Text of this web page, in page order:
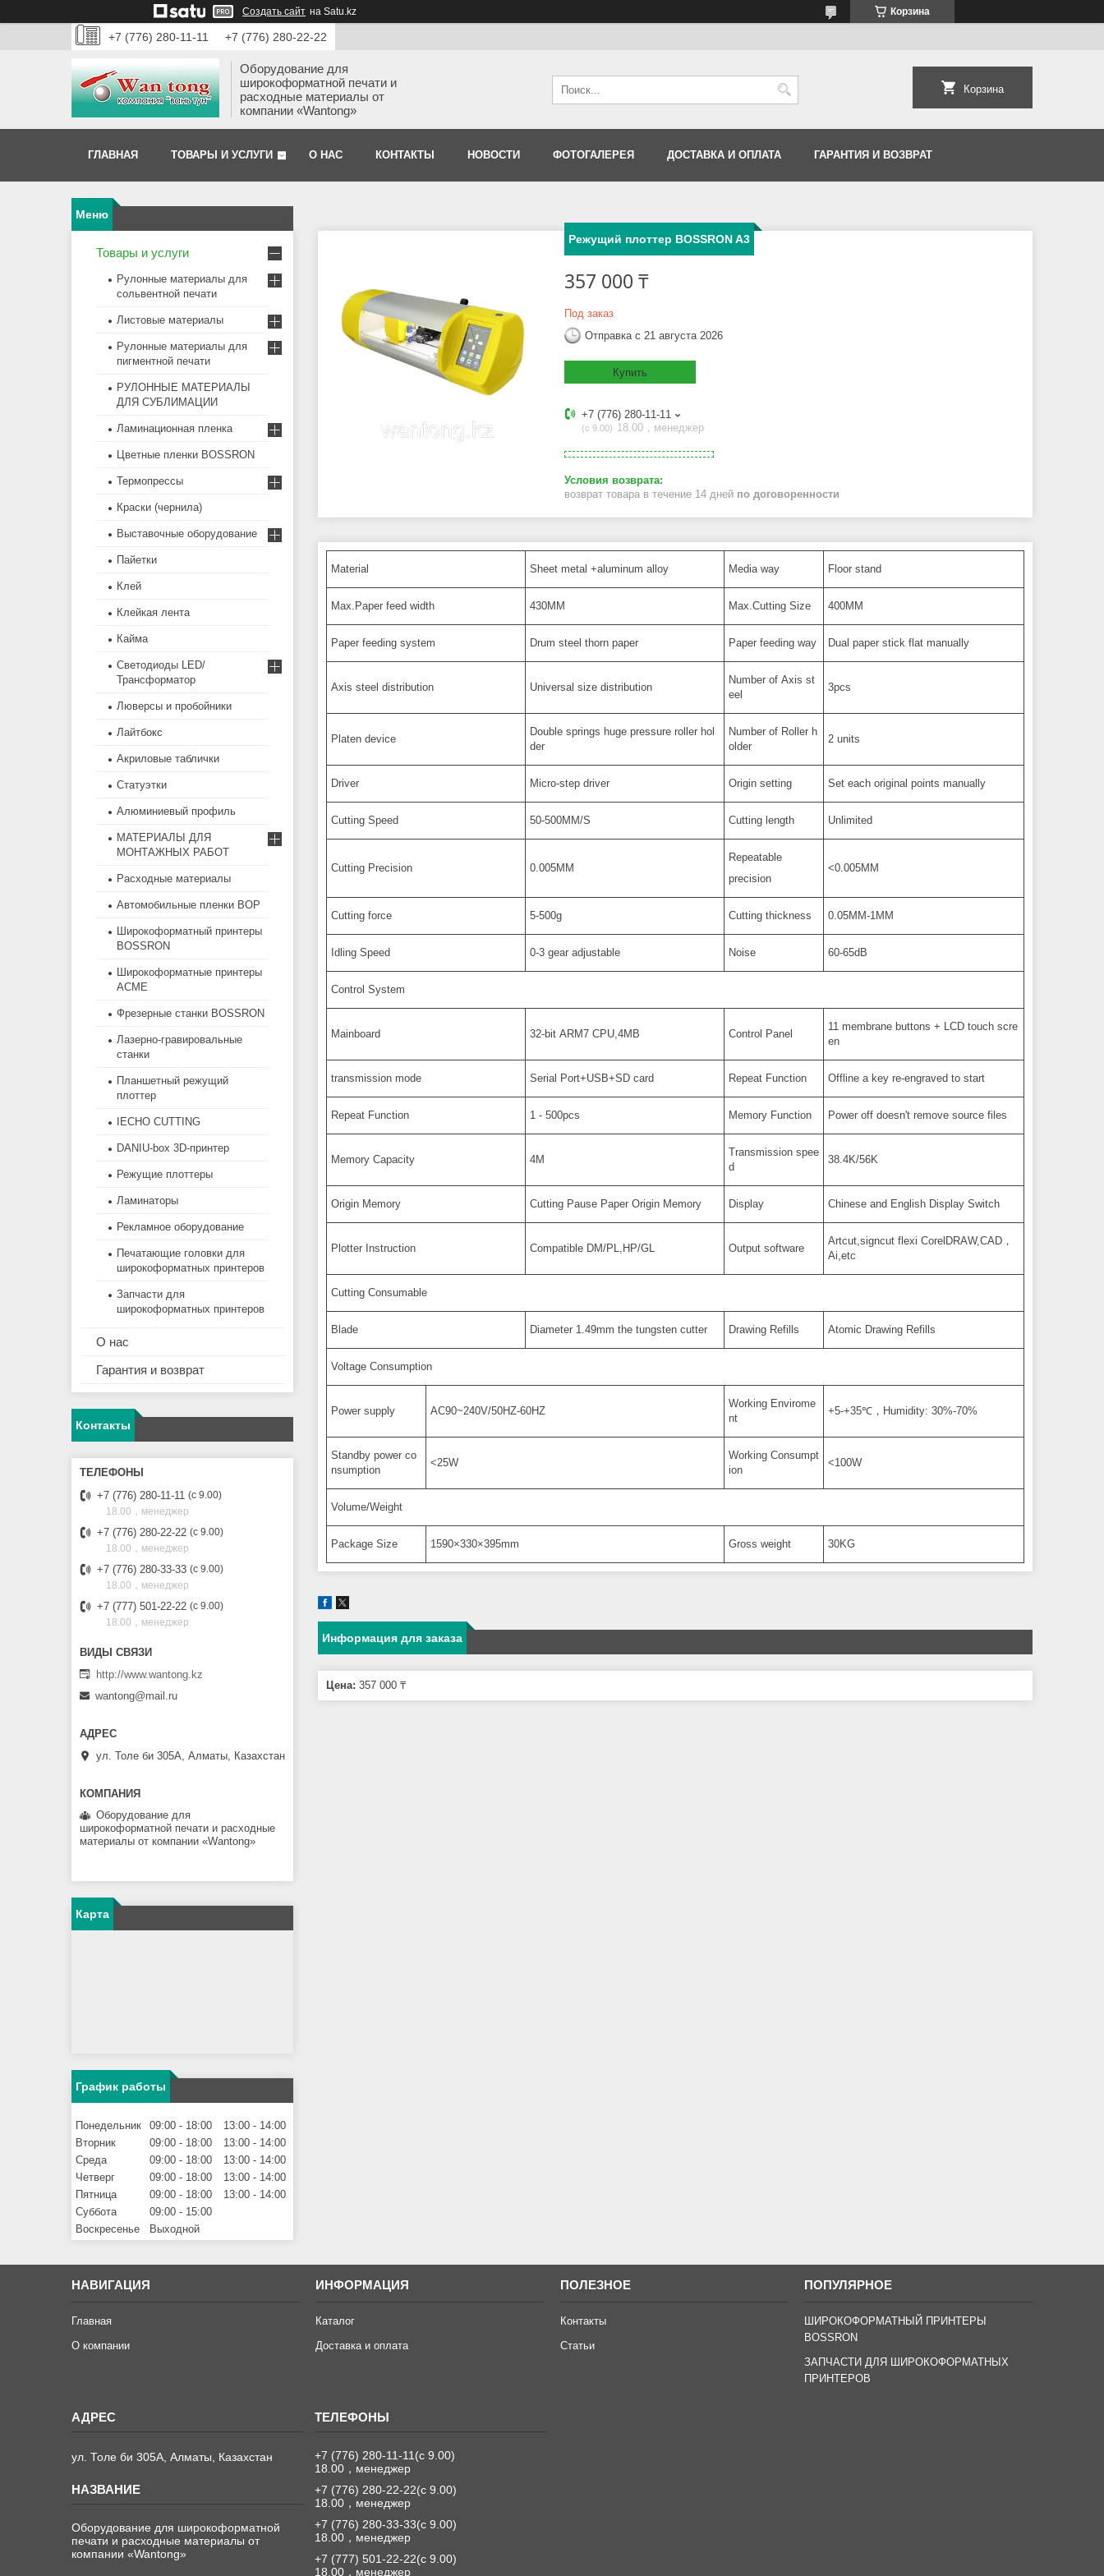
Создать сайт на Satu.kz Корзина
+7 (776) 280-11-11 +7 (776) 280-22-22
Оборудование для
широкоформатной печати и
расходные материалы от
компании «Wantong»
Корзина
ГЛАВНАЯ ТОВАРЫ И УСЛУГИ О НАС КОНТАКТЫ НОВОСТИ ФОТОГАЛЕРЕЯ ДОСТАВКА И ОПЛАТА ГАРАНТИЯ И ВОЗВРАТ
Режущий плоттер BOSSRON A3
357 000 ₸
Под заказ
Отправка с 21 августа 2026
Купить
+7 (776) 280-11-11
с 9.00 18.00，менеджер
возврат товара в течение 14 дней по договоренности
Material Sheet metal +aluminum alloy Media way Floor stand
Max.Paper feed width 430MM Max.Cutting Size 400MM
Paper feeding system Drum steel thorn paper Paper feeding way Dual paper stick flat manually
Axis steel distribution Universal size distribution
Number of Axis st
eel
3pcs
Platen device
Double springs huge pressure roller hol
der
Number of Roller h
older
2 units
Driver Micro-step driver Origin setting Set each original points manually
Cutting Speed 50-500MM/S Cutting length Unlimited
Cutting Precision 0.005MM
Repeatable
precision
<0.005MM
Cutting force 5-500g Cutting thickness 0.05MM-1MM
Idling Speed 0-3 gear adjustable Noise 60-65dB
Control System
Mainboard 32-bit ARM7 CPU,4MB Control Panel
11 membrane buttons + LCD touch scre
en
transmission mode Serial Port+USB+SD card Repeat Function Offline a key re-engraved to start
Repeat Function 1 - 500pcs Memory Function Power off doesn't remove source files
Memory Capacity 4M
Transmission spee
d
38.4K/56K
Origin Memory Cutting Pause Paper Origin Memory Display Chinese and English Display Switch
Plotter Instruction Compatible DM/PL,HP/GL Output software
Artcut,signcut flexi CorelDRAW,CAD，
Ai,etc
Cutting Consumable
Blade Diameter 1.49mm the tungsten cutter Drawing Refills Atomic Drawing Refills
Voltage Consumption
Power supply AC90~240V/50HZ-60HZ
Working Envirome
nt
+5-+35℃，Humidity: 30%-70%
Standby power co
nsumption
<25W
Working Consumpt
ion
<100W
Volume/Weight
Package Size 1590×330×395mm Gross weight 30KG
Информация для заказа
Цена: 357 000 ₸
Товары и услуги
Рулонные материалы для
сольвентной печати
Листовые материалы
Рулонные материалы для
пигментной печати
РУЛОННЫЕ МАТЕРИАЛЫ
ДЛЯ СУБЛИМАЦИИ
Ламинационная пленка
Цветные пленки BOSSRON
Термопрессы
Краски (чернила)
Выставочные оборудование
Пайетки
Клей
Клейкая лента
Кайма
Светодиоды LED/
Трансформатор
Люверсы и пробойники
Лайтбокс
Акриловые таблички
Статуэтки
Алюминиевый профиль
МАТЕРИАЛЫ ДЛЯ
МОНТАЖНЫХ РАБОТ
Расходные материалы
Автомобильные пленки BOP
Широкоформатный принтеры
BOSSRON
Широкоформатные принтеры
ACME
Фрезерные станки BOSSRON
Лазерно-гравировальные
станки
Планшетный режущий
плоттер
IECHO CUTTING
DANIU-box 3D-принтер
Режущие плоттеры
Ламинаторы
Рекламное оборудование
Печатающие головки для
широкоформатных принтеров
Запчасти для
широкоформатных принтеров
О нас
Гарантия и возврат
Контакты
+7 (776) 280-11-11 с 9.00
18.00，менеджер
+7 (776) 280-22-22 с 9.00
18.00，менеджер
+7 (776) 280-33-33 с 9.00
18.00，менеджер
+7 (777) 501-22-22 с 9.00
18.00，менеджер
http://www.wantong.kz
wantong@mail.ru
ул. Толе би 305А, Алматы, Казахстан
Оборудование для
широкоформатной печати и расходные
материалы от компании «Wantong»
Карта
График работы
Понедельник 09:00 18:00 13:00
14:00
Вторник
09:00 18:00 13:00
14:00
Среда
09:00 18:00 13:00
14:00
Четверг
09:00 18:00 13:00
14:00
Пятница
09:00 18:00 13:00
14:00
Суббота
09:00
15:00
Воскресенье
Выходной
НАВИГАЦИЯ
Главная
О компании
ИНФОРМАЦИЯ
Каталог
Доставка и оплата
ПОЛЕЗНОЕ
Контакты
Статьи
ПОПУЛЯРНОЕ
ШИРОКОФОРМАТНЫЙ ПРИНТЕРЫ
BOSSRON
ЗАПЧАСТИ ДЛЯ ШИРОКОФОРМАТНЫХ
ПРИНТЕРОВ
ул. Толе би 305А, Алматы, Казахстан
Оборудование для широкоформатной
печати и расходные материалы от
компании «Wantong»
+7 (776) 280-11-11 с 9.00
18.00，менеджер
+7 (776) 280-22-22 с 9.00
18.00，менеджер
+7 (776) 280-33-33 с 9.00
18.00，менеджер
+7 (777) 501-22-22 с 9.00
18.00，менеджер